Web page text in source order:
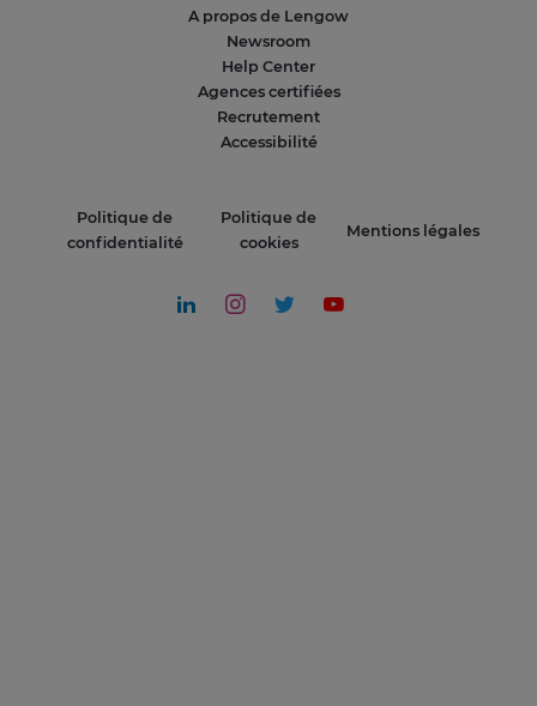
A propos de Lengow
Newsroom
Help Center
Agences certifiées
Recrutement
Accessibilité
Politique de
confidentialité
Politique de
cookies
Mentions légales